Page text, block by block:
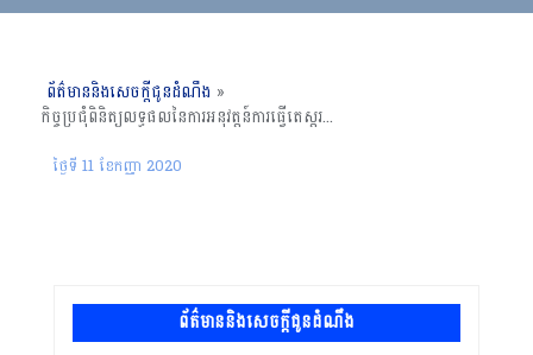
ព័ត៌មាននិងសេចក្តីជូនដំណឹង »
កិច្ចប្រជុំពិនិត្យលទ្ធផលនៃការអនុវត្តន៍ការធ្វើតេស្ដរកបន្ទុកមេរោគអេដស៍ក្នុងឈាម Same Day ART, TLD និង MMD នៅក្នុងសេវាថែទាំ និងព្យាបាលជំងឺអេដស៍, កំពង់ធំ ថ្ងៃទី ០៧ ​ដល់ ០៨ ខែ​ កញ្ញា ឆ្នាំ ២០២០
ថ្ងៃទី 11 ខែ​កញ្ញា 2020
ព័ត៌មាននិងសេចក្តីជូនដំណឹង